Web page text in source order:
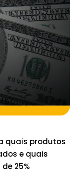
quais produtos
e quais
25%